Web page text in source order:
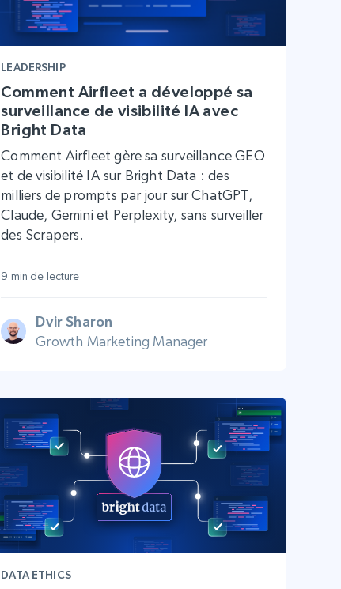
LEADERSHIP
Comment Airfleet a développé sa
surveillance de visibilité IA avec
Bright Data
Comment Airfleet gère sa surveillance GEO
et de visibilité IA sur Bright Data : des
milliers de prompts par jour sur ChatGPT,
Claude, Gemini et Perplexity, sans surveiller
des Scrapers.
9 min de lecture
Dvir Sharon
Growth Marketing Manager
DATA ETHICS